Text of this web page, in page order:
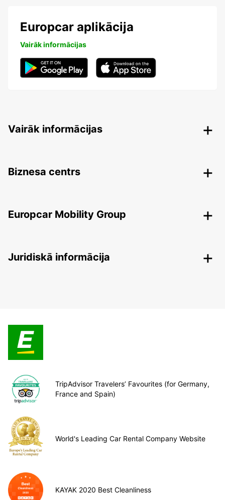
Europcar aplikācija
Vairāk informācijas
Vairāk informācijas
Biznesa centrs
Europcar Mobility Group
Juridiskā informācija
TripAdvisor Travelers’ Favourites (for Germany,
France and Spain)
World's Leading Car Rental Company Website
KAYAK 2020 Best Cleanliness